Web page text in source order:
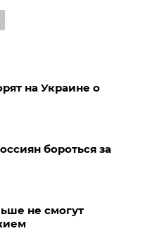
на Украине о
бороться за
не смогут